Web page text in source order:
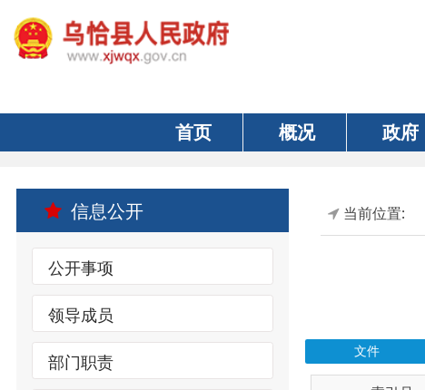
首页 概况 政府
信息公开
公开事项
领导成员
部门职责
内设机构
索引号
wqxrmzf00/2026-00986